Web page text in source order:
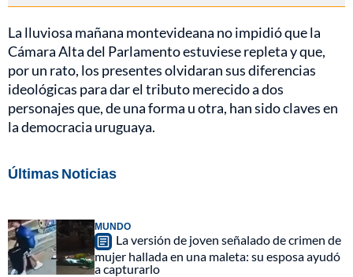
La lluviosa mañana montevideana no impidió que la
Cámara Alta del Parlamento estuviese repleta y que,
por un rato, los presentes olvidaran sus diferencias
ideológicas para dar el tributo merecido a dos
personajes que, de una forma u otra, han sido claves en
la democracia uruguaya.
Últimas Noticias
MUNDO
La versión de joven señalado de crimen de
mujer hallada en una maleta: su esposa ayudó
a capturarlo